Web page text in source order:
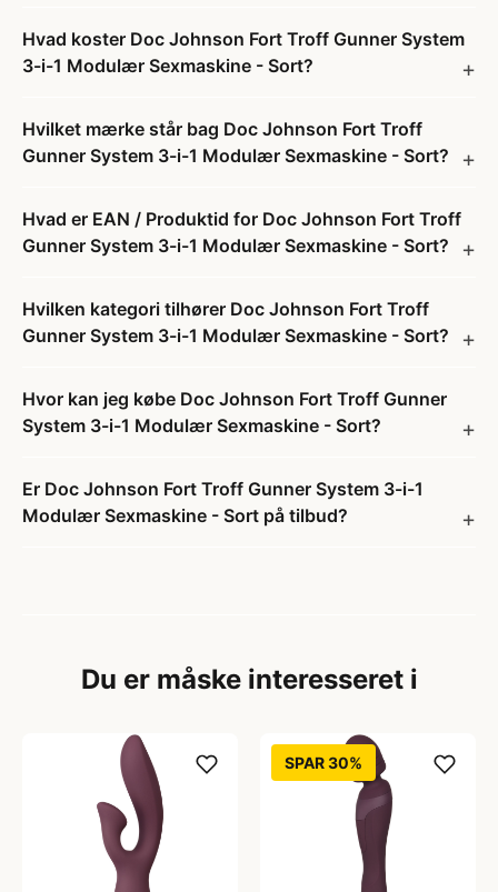
Hvad koster Doc Johnson Fort Troff Gunner System
3-i-1 Modulær Sexmaskine - Sort?
Hvilket mærke står bag Doc Johnson Fort Troff
Gunner System 3-i-1 Modulær Sexmaskine - Sort?
Hvad er EAN / Produktid for Doc Johnson Fort Troff
Gunner System 3-i-1 Modulær Sexmaskine - Sort?
Hvilken kategori tilhører Doc Johnson Fort Troff
Gunner System 3-i-1 Modulær Sexmaskine - Sort?
Hvor kan jeg købe Doc Johnson Fort Troff Gunner
System 3-i-1 Modulær Sexmaskine - Sort?
Er Doc Johnson Fort Troff Gunner System 3-i-1
Modulær Sexmaskine - Sort på tilbud?
Du er måske interesseret i
SPAR 30%